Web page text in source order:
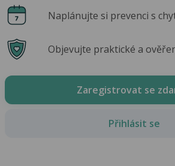
Naplánujte si prevenci s
Objevujte praktické a
Zaregistrovat se
Přihlásit se